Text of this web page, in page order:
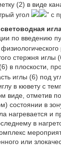
(2) в виде
угол
" с
по введению
стержня
в плоскости,
иглы (6) под
в кювету с
виде, отметив
состоянии в
нагревается и
в
или